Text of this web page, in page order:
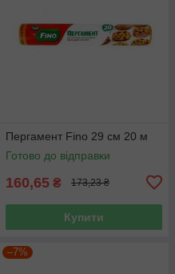
Пергамент Fino 29 см 20 м
Готово до відправки
160,65 ₴ 173,23 ₴
Купити
–7%